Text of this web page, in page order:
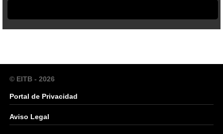
© EITB - 2026
Portal de Privacidad
Aviso Legal